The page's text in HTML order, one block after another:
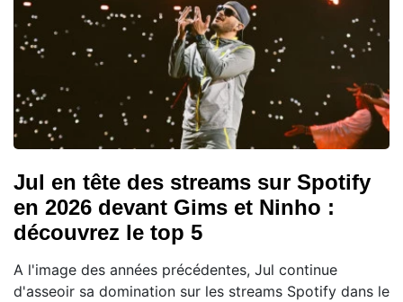
Jul en tête des streams sur Spotify
en 2026 devant Gims et Ninho :
découvrez le top 5
A l'image des années précédentes, Jul continue
d'asseoir sa domination sur les streams Spotify dans le